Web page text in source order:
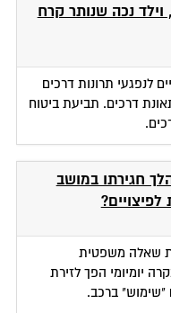
וילד נכה שנותר קרח
לנפגעי תרונות דרכים
דרכים. תביעת ביטוח
חגירתו במושב
שאלה משפטית
יומיומי הפך לזירת
"שימוש" ברכב.